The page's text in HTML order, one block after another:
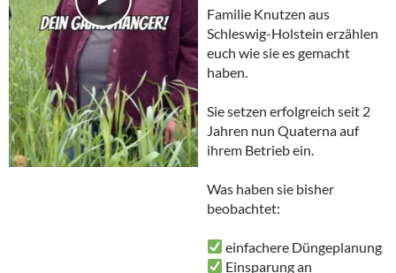
Familie Knutzen aus
Schleswig-Holstein erzählen
euch wie sie es gemacht
haben.
Sie setzen erfolgreich seit 2
Jahren nun Quaterna auf
ihrem Betrieb ein.
Was haben sie bisher
beobachtet:
️ einfachere Düngeplanung
️ Einsparung an